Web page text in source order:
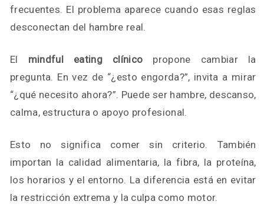
frecuentes. El problema aparece cuando esas reglas
desconectan del hambre real.
El mindful eating clínico propone cambiar la
pregunta. En vez de “¿esto engorda?”, invita a mirar
“¿qué necesito ahora?”. Puede ser hambre, descanso,
calma, estructura o apoyo profesional.
Esto no significa comer sin criterio. También
importan la calidad alimentaria, la fibra, la proteína,
los horarios y el entorno. La diferencia está en evitar
la restricción extrema y la culpa como motor.